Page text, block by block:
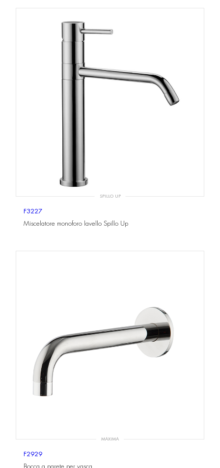
SPILLO UP
F3227
Miscelatore monoforo lavello Spillo Up
MAXIMA
F2929
Bocca a parete per vasca